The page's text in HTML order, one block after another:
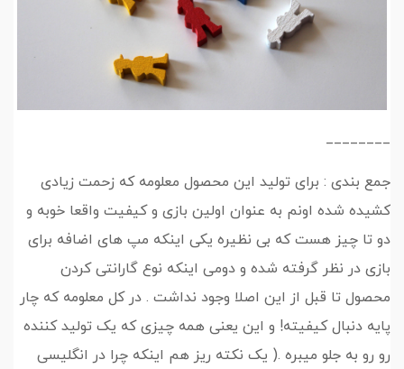
________
جمع بندی : برای تولید این محصول معلومه که زحمت زیادی
کشیده شده اونم به عنوان اولین بازی و کیفیت واقعا خوبه و
دو تا چیز هست که بی نظیره یکی اینکه مپ های اضافه برای
بازی در نظر گرفته شده و دومی اینکه نوع گارانتی کردن
محصول تا قبل از این اصلا وجود نداشت . در کل معلومه که چار
پایه دنبال کیفیته! و این یعنی همه چیزی که یک تولید کننده
رو رو به جلو میبره .( یک نکته ریز هم اینکه چرا در انگلیسی